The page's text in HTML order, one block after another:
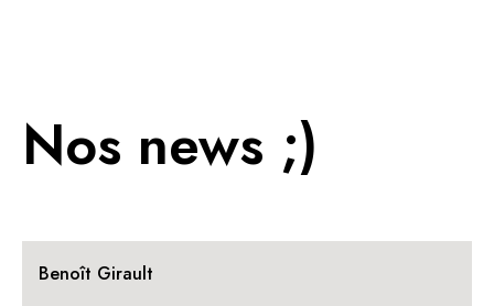
Benoît Girault
Nos news ;)